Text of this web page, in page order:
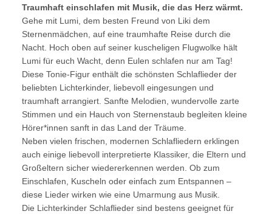
Traumhaft einschlafen mit Musik, die das Herz wärmt.
Gehe mit Lumi, dem besten Freund von Liki dem
Sternenmädchen, auf eine traumhafte Reise durch die
Nacht. Hoch oben auf seiner kuscheligen Flugwolke hält
Lumi für euch Wacht, denn Eulen schlafen nur am Tag!
Diese Tonie-Figur enthält die schönsten Schlaflieder der
beliebten Lichterkinder, liebevoll eingesungen und
traumhaft arrangiert. Sanfte Melodien, wundervolle zarte
Stimmen und ein Hauch von Sternenstaub begleiten kleine
Hörer*innen sanft in das Land der Träume.
Neben vielen frischen, modernen Schlafliedern erklingen
auch einige liebevoll interpretierte Klassiker, die Eltern und
Großeltern sicher wiedererkennen werden. Ob zum
Einschlafen, Kuscheln oder einfach zum Entspannen –
diese Lieder wirken wie eine Umarmung aus Musik.
Die Lichterkinder Schlaflieder sind bestens geeignet für